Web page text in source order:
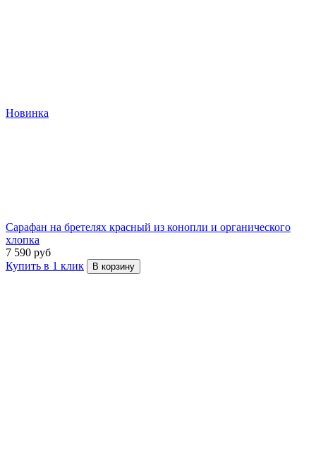
Новинка
Сарафан на бретелях красный из конопли и органического
хлопка
7 590 руб
Купить в 1 клик
В корзину